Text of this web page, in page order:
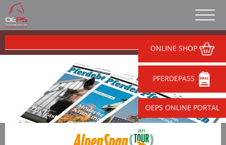
ONLINE SHOP
PFERDEPASS
OEPS ONLINE PORTAL